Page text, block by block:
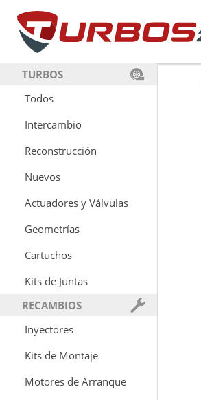
TURBOS
Todos
Intercambio
Reconstrucción
Nuevos
Actuadores y Válvulas
Geometrías
Cartuchos
Kits de Juntas
RECAMBIOS
Inyectores
Kits de Montaje
Motores de Arranque